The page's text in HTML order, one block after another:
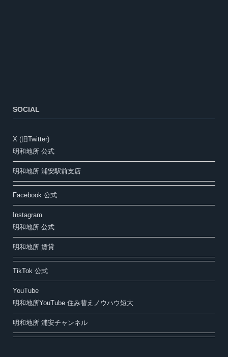
SOCIAL
X (旧Twitter)
明和地所 公式
明和地所 浦安駅前支店
Facebook 公式
Instagram
明和地所 公式
明和地所 賃貸
TikTok 公式
YouTube
明和地所YouTube 住み替えノウハウ短大
明和地所 浦安チャンネル